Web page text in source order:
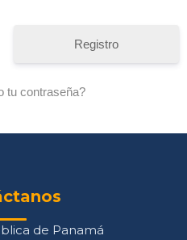
Registro
tu contraseña?
de Panamá